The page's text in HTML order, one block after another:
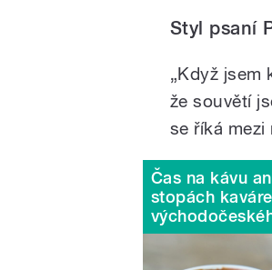
Styl psaní
„Když jsem
že souvětí
se říká mezi
Čas na kávu
stopách